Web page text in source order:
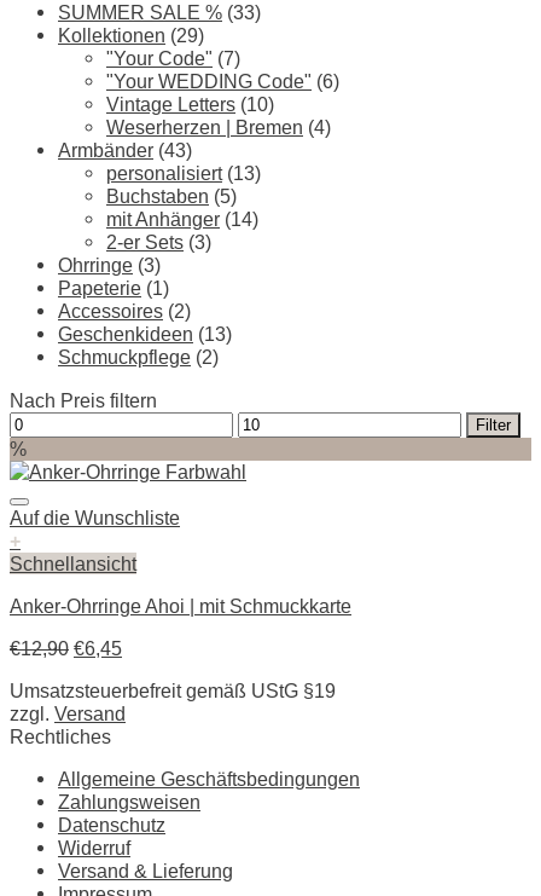
SUMMER SALE % (33)
Kollektionen (29)
"Your Code" (7)
"Your WEDDING Code" (6)
Vintage Letters (10)
Weserherzen | Bremen (4)
Armbänder (43)
personalisiert (13)
Buchstaben (5)
mit Anhänger (14)
2-er Sets (3)
Ohrringe (3)
Papeterie (1)
Accessoires (2)
Geschenkideen (13)
Schmuckpflege (2)
Nach Preis filtern
Min.
Preis
Max.
Preis
Filter
%
Auf die Wunschliste
+
Schnellansicht
Anker-Ohrringe Ahoi | mit Schmuckkarte
€12,90 €6,45
Umsatzsteuerbefreit gemäß UStG §19
zzgl. Versand
Rechtliches
Allgemeine Geschäftsbedingungen
Zahlungsweisen
Datenschutz
Widerruf
Versand & Lieferung